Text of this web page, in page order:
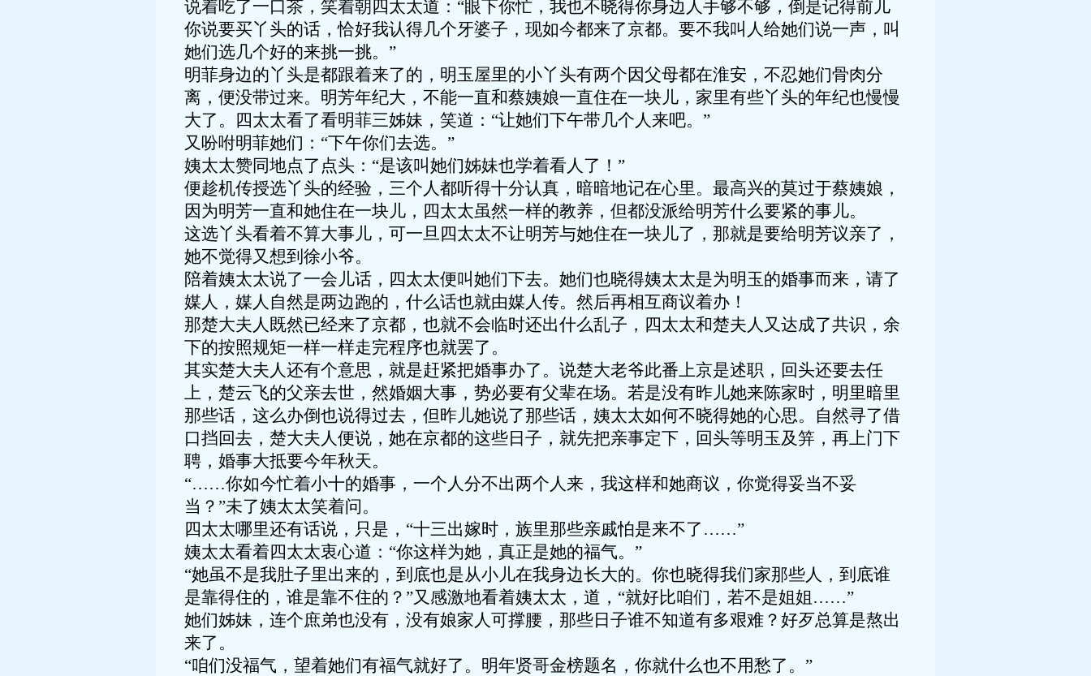
说着吃了一口茶，笑着朝四太太道：“眼下你忙，我也不晓得你身边人手够不够，倒是记得前儿
你说要买丫头的话，恰好我认得几个牙婆子，现如今都来了京都。要不我叫人给她们说一声，叫
她们选几个好的来挑一挑。”
明菲身边的丫头是都跟着来了的，明玉屋里的小丫头有两个因父母都在淮安，不忍她们骨肉分
离，便没带过来。明芳年纪大，不能一直和蔡姨娘一直住在一块儿，家里有些丫头的年纪也慢慢
大了。四太太看了看明菲三姊妹，笑道：“让她们下午带几个人来吧。”
又吩咐明菲她们：“下午你们去选。”
姨太太赞同地点了点头：“是该叫她们姊妹也学着看人了！”
便趁机传授选丫头的经验，三个人都听得十分认真，暗暗地记在心里。最高兴的莫过于蔡姨娘，
因为明芳一直和她住在一块儿，四太太虽然一样的教养，但都没派给明芳什么要紧的事儿。
这选丫头看着不算大事儿，可一旦四太太不让明芳与她住在一块儿了，那就是要给明芳议亲了，
她不觉得又想到徐小爷。
陪着姨太太说了一会儿话，四太太便叫她们下去。她们也晓得姨太太是为明玉的婚事而来，请了
媒人，媒人自然是两边跑的，什么话也就由媒人传。然后再相互商议着办！
那楚大夫人既然已经来了京都，也就不会临时还出什么乱子，四太太和楚夫人又达成了共识，余
下的按照规矩一样一样走完程序也就罢了。
其实楚大夫人还有个意思，就是赶紧把婚事办了。说楚大老爷此番上京是述职，回头还要去任
上，楚云飞的父亲去世，然婚姻大事，势必要有父辈在场。若是没有昨儿她来陈家时，明里暗里
那些话，这么办倒也说得过去，但昨儿她说了那些话，姨太太如何不晓得她的心思。自然寻了借
口挡回去，楚大夫人便说，她在京都的这些日子，就先把亲事定下，回头等明玉及笄，再上门下
聘，婚事大抵要今年秋天。
“……你如今忙着小十的婚事，一个人分不出两个人来，我这样和她商议，你觉得妥当不妥
当？”未了姨太太笑着问。
四太太哪里还有话说，只是，“十三出嫁时，族里那些亲戚怕是来不了……”
姨太太看着四太太衷心道：“你这样为她，真正是她的福气。”
“她虽不是我肚子里出来的，到底也是从小儿在我身边长大的。你也晓得我们家那些人，到底谁
是靠得住的，谁是靠不住的？”又感激地看着姨太太，道，“就好比咱们，若不是姐姐……”
她们姊妹，连个庶弟也没有，没有娘家人可撑腰，那些日子谁不知道有多艰难？好歹总算是熬出
来了。
“咱们没福气，望着她们有福气就好了。明年贤哥金榜题名，你就什么也不用愁了。”